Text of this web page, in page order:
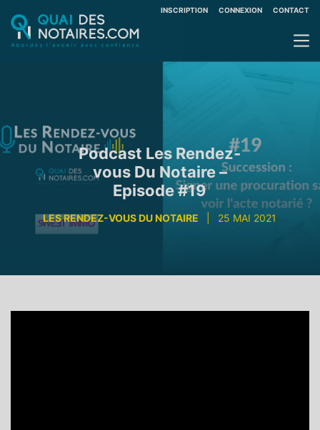
INSCRIPTION CONNEXION CONTACT
Podcast Les Rendez-
vous Du Notaire –
Episode #19
LES RENDEZ-VOUS DU NOTAIRE 25 MAI 2021